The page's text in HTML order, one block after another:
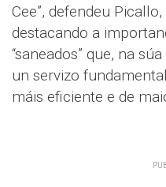
Cee”, defendeu
destacando a
“saneados” que, na
un servizo
máis eficiente e de